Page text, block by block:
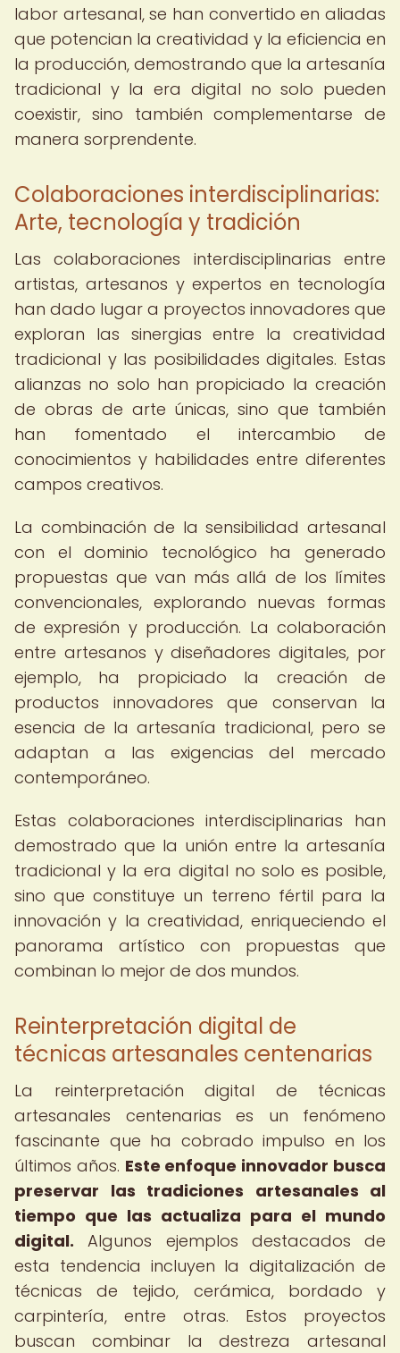
labor artesanal, se han convertido en aliadas
que potencian la creatividad y la eficiencia en
la producción, demostrando que la artesanía
tradicional y la era digital no solo pueden
coexistir, sino también complementarse de
manera sorprendente.
Colaboraciones interdisciplinarias:
Arte, tecnología y tradición
Las colaboraciones interdisciplinarias entre
artistas, artesanos y expertos en tecnología
han dado lugar a proyectos innovadores que
exploran las sinergias entre la creatividad
tradicional y las posibilidades digitales. Estas
alianzas no solo han propiciado la creación
de obras de arte únicas, sino que también
han fomentado el intercambio de
conocimientos y habilidades entre diferentes
campos creativos.
La combinación de la sensibilidad artesanal
con el dominio tecnológico ha generado
propuestas que van más allá de los límites
convencionales, explorando nuevas formas
de expresión y producción. La colaboración
entre artesanos y diseñadores digitales, por
ejemplo, ha propiciado la creación de
productos innovadores que conservan la
esencia de la artesanía tradicional, pero se
adaptan a las exigencias del mercado
contemporáneo.
Estas colaboraciones interdisciplinarias han
demostrado que la unión entre la artesanía
tradicional y la era digital no solo es posible,
sino que constituye un terreno fértil para la
innovación y la creatividad, enriqueciendo el
panorama artístico con propuestas que
combinan lo mejor de dos mundos.
Reinterpretación digital de
técnicas artesanales centenarias
La reinterpretación digital de técnicas
artesanales centenarias es un fenómeno
fascinante que ha cobrado impulso en los
últimos años. Este enfoque innovador busca
preservar las tradiciones artesanales al
tiempo que las actualiza para el mundo
digital. Algunos ejemplos destacados de
esta tendencia incluyen la digitalización de
técnicas de tejido, cerámica, bordado y
carpintería, entre otras. Estos proyectos
buscan combinar la destreza artesanal